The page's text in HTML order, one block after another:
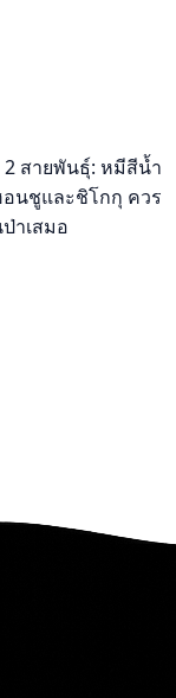
สายพันธุ์: หมีสีน้ำ
อนชูและชิโกกุ ควร
าเสมอ